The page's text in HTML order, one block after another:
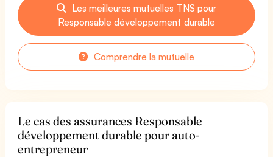
Les meilleures mutuelles TNS pour
Responsable développement durable
Comprendre la mutuelle
Le cas des assurances Responsable
développement durable pour auto-
entrepreneur